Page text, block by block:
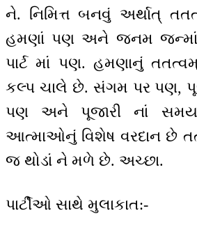
ને. નિમિત્ત બનવું અર્થાત્
હમણાં પણ અને જનમ
પાર્ટ માં પણ. હમણાનું
કલ્પ ચાલે છે. સંગમ પર પણ,
પણ અને પૂજારી નાં
આત્માઓનું વિશેષ વરદાન છે
જ થોડાં ને મળે છે. અચ્છા.
પાર્ટીઓ સાથે મુલાકાત:-